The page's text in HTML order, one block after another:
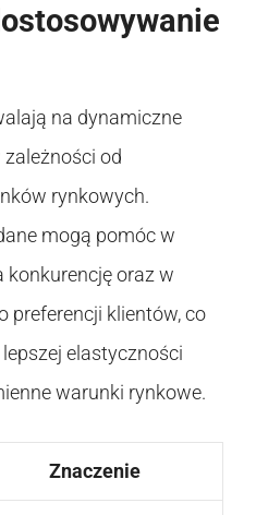
na dynamiczne
od
rynkowych.
mogą pomóc w
konkurencję oraz w
preferencji klientów, co
elastyczności
warunki rynkowe.
Znaczenie